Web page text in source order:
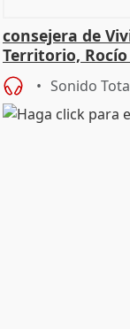
consejera de
Territorio, Rocío
Sonido